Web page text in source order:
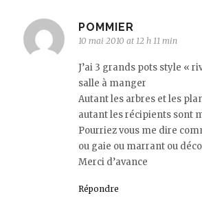
POMMIER
10 mai 2010 at 12 h 11 min
J’ai 3 grands pots style «
salle à manger
Autant les arbres et les
autant les récipients sont
Pourriez vous me dire
ou gaie ou marrant ou
Merci d’avance
Répondre